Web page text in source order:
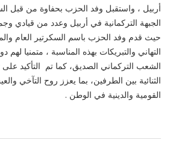
أربيل ، واستقبل وفد الحزب بحفاوة من قبل
الجبهة التركمانية في أربيل وعدد من قيادي
حيث قدم وفد الحزب باسم السكرتير العام
التهاني والتبريكات بهذه المناسبة ، متمنيا لهم
الشعب التركماني الصديق، كما تم التأكيد على
الثنائية بين الطرفين، بما يعزز روح التآخي
القومية والدينية في الوطن .